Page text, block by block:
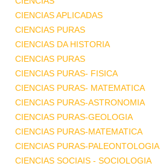
CIENCIAS APLICADAS
CIENCIAS PURAS
CIENCIAS DA HISTORIA
CIENCIAS PURAS
CIENCIAS PURAS- FISICA
CIENCIAS PURAS- MATEMATICA
CIENCIAS PURAS-ASTRONOMIA
CIENCIAS PURAS-GEOLOGIA
CIENCIAS PURAS-MATEMATICA
CIENCIAS PURAS-PALEONTOLOGIA
CIENCIAS SOCIAIS - SOCIOLOGIA